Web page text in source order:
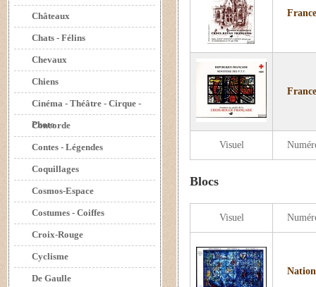
Châteaux
Chats - Félins
Chevaux
Chiens
Cinéma - Théâtre - Cirque -
Photo
Concorde
Contes - Légendes
Coquillages
Cosmos-Espace
Costumes - Coiffes
Croix-Rouge
Cyclisme
De Gaulle
Visuel
Blocs
Visuel